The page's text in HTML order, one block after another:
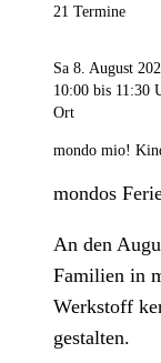
21 Termine
Sa 8. August
10:00 bis 11:30
Ort
mondo mio!
mondos
An den
Familien in
Werkstoff
gestalten.